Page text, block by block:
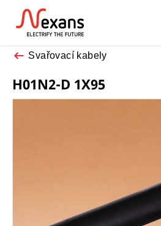
Svařovací kabely
H01N2-D 1X95